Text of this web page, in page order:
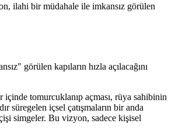
ilahi bir müdahale ile imkansız görülen
görülen kapıların hızla açılacağını
tomurcuklanıp açması, rüya sahibinin
süregelen içsel çatışmaların bir anda
simgeler. Bu vizyon, sadece kişisel